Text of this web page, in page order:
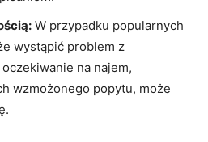
W przypadku popularnych
wystąpić‍ problem z⁢
na najem,
wzmożonego popytu, ‍może‌